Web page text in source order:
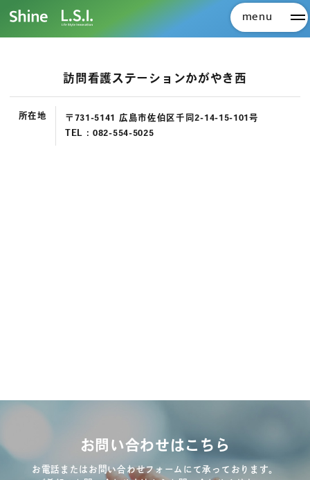
menu メ
訪問看護ステーションかがやき西
所在地
〒731-5141 広島市佐伯区千同2-14-15-101号
TEL :082-554-5025
お問い合わせはこちら
お電話またはお問い合わせフォームにて承っております。